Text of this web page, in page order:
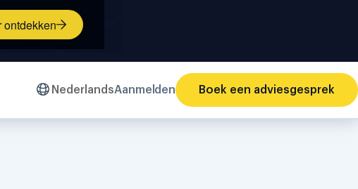
ontdekken
NederlandsAanmelden Boek een adviesgesprek